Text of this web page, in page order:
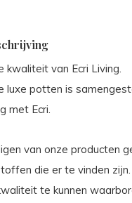
kwaliteit van Ecri Living.
luxe potten is
met Ecri.
van onze producten
die er te vinden
te kunnen